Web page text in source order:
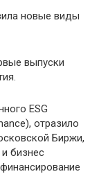
новые виды
выпуски
ESG
отразило
Биржи,
бизнес